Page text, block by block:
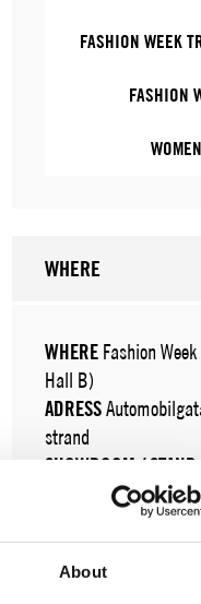
About
FASHION WEEK
FASHION
WHERE
WHERE Fashion
Hall B)
ADRESS
strand
SHOWROOM / STAND:
10 aug 2026 -